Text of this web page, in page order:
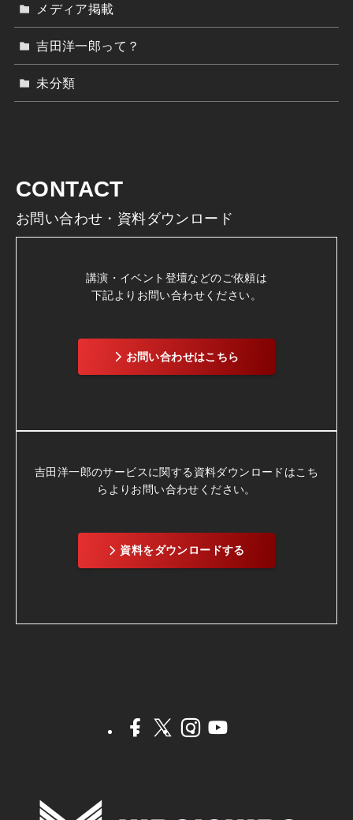
メディア掲載
吉田洋一郎って？
未分類
CONTACT
お問い合わせ・資料ダウンロード
講演・イベント登壇などのご依頼は
下記よりお問い合わせください。
お問い合わせはこちら
吉田洋一郎のサービスに関する資料ダウンロードはこち
らよりお問い合わせください。
資料をダウンロードする